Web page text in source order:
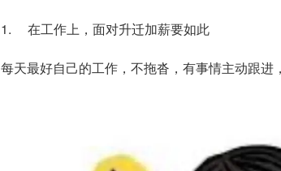
1. 在工作上，面对升迁加薪要如此
每天最好自己的工作，不拖沓，有事情主动跟进